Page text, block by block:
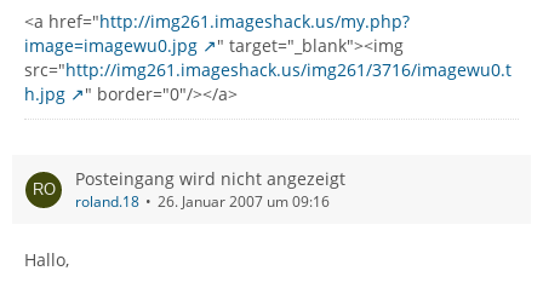
<a href="http://img261.imageshack.us/my.php?
image=imagewu0.jpg
" target="_blank"><img
src="http://img261.imageshack.us/img261/3716/imagewu0.t
h.jpg
" border="0"/></a>
Posteingang wird nicht angezeigt
roland.18 26. Januar 2007 um 09:16
Hallo,